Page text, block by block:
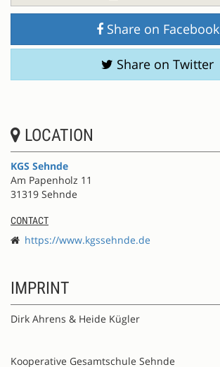
Share on Facebook
Share on Twitter
LOCATION
KGS Sehnde
Am Papenholz 11
31319 Sehnde
CONTACT
https://www.kgssehnde.de
IMPRINT
Dirk Ahrens & Heide Kügler
Kooperative Gesamtschule Sehnde